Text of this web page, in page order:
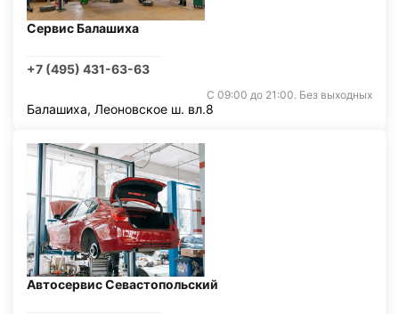
Сервис Балашиха
+7 (495) 431-63-63
С 09:00 до 21:00. Без выходных
Балашиха, Леоновское ш. вл.8
Автосервис Севастопольский